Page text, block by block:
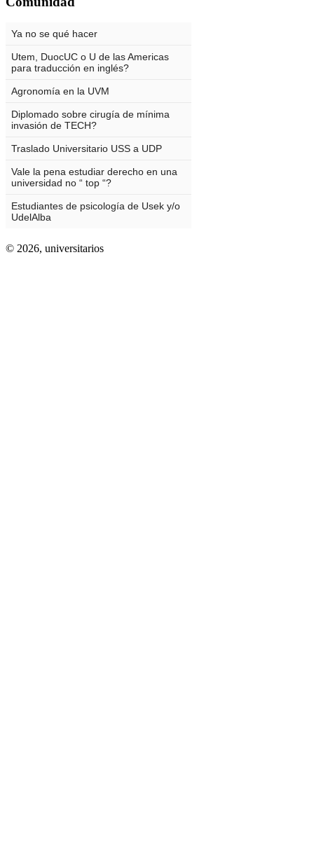
© 2026, universitarios